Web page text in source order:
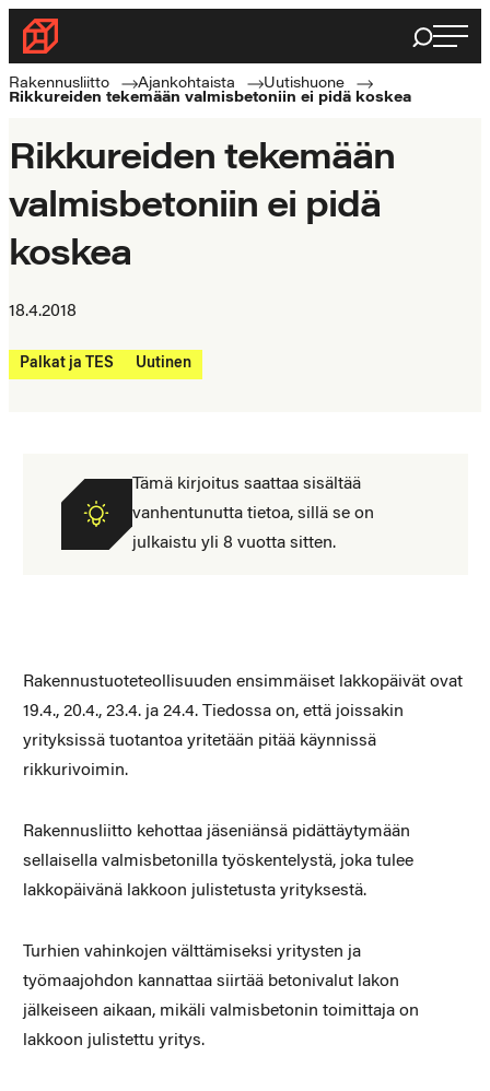
Siirry
suoraan
sisältöön
Rakennusliitto
Rakennusalan
ammattilaisten
Haku
Rakennusliitto Ajankohtaista
Uutishuone
Rikkureiden tekemään valmisbetoniin ei pidä koskea
Rikkureiden tekemään
valmisbetoniin ei pidä
koskea
18.4.2018
Palkat ja TES Uutinen
Tämä kirjoitus saattaa sisältää
vanhentunutta tietoa, sillä se on
julkaistu yli 8 vuotta sitten.
Rakennustuoteteollisuuden ensimmäiset lakkopäivät ovat
19.4., 20.4., 23.4. ja 24.4. Tiedossa on, että joissakin
yrityksissä tuotantoa yritetään pitää käynnissä
rikkurivoimin.
Rakennusliitto kehottaa jäseniänsä pidättäytymään
sellaisella valmisbetonilla työskentelystä, joka tulee
lakkopäivänä lakkoon julistetusta yrityksestä.
Turhien vahinkojen välttämiseksi yritysten ja
työmaajohdon kannattaa siirtää betonivalut lakon
jälkeiseen aikaan, mikäli valmisbetonin toimittaja on
lakkoon julistettu yritys.